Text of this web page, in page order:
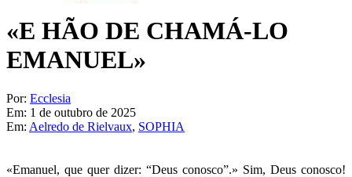
«E HÃO DE CHAMÁ-LO
EMANUEL»
Por: Ecclesia
Em: 1 de outubro de 2025
Em: Aelredo de Rielvaux, SOPHIA
«Emanuel, que quer dizer: “Deus conosco”.» Sim, Deus conosco!